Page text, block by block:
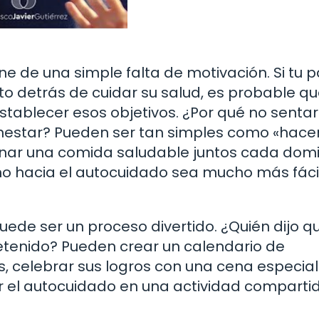
de una simple falta de motivación. Si tu
detrás de cuidar su salud, es probable
esos objetivos. ¿Por qué no
Pueden ser tan simples como
una comida saludable juntos cada
hacia el autocuidado sea mucho más
ser un proceso divertido. ¿Quién dijo
Pueden crear un calendario de
celebrar sus logros con una cena
autocuidado en una actividad